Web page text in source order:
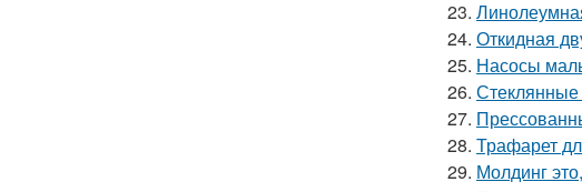
23.
24. Откидная
25. Насосы
26. Стеклянные
27.
28. Трафарет
29. Молдинг